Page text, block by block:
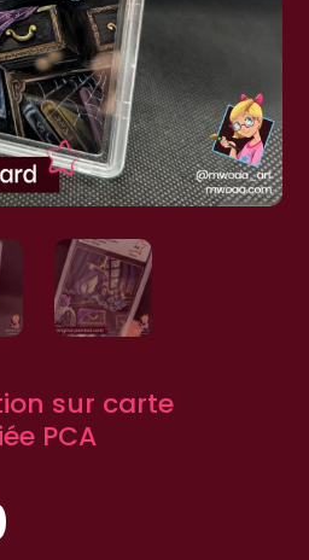
sur carte
PCA